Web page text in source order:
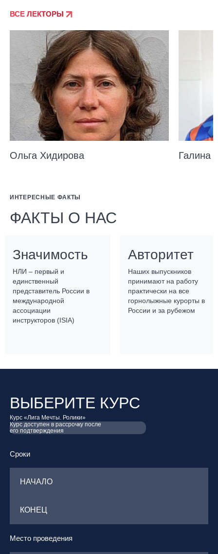
ВСЕ ЛЕКТОРЫ
Ольга Хидирова Галина
ИНТЕРЕСНЫЕ ФАКТЫ
ФАКТЫ О НАС
Значимость
НЛИ – первый и
единственный
представитель России в
международной
ассоциации
инструкторов (ISIA)
Авторитет
Наших выпускников
принимают на работу
практически на все
горнолыжные курорты в
России и за рубежом
ВЫБЕРИТЕ КУРС
Курс «Лига Мечты. Ролики»
Курс доступен в рассрочку после
его подтверждения
Сроки
Место проведения